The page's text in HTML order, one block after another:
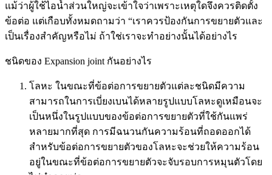
แม้ว่าผู้ใช้ไอน้ำส่วนใหญ่จะเข้าใจว่าเพราะเหตุใดจึงควรติดตั้ง
ข้อต่อ แต่เกือบทั้งหมดถามว่า “เราควรป้องกันการขยายตัวและ
เป็นเรื่องสำคัญหรือไม่ ถ้าใช่เราจะทำอย่างนั้นได้อย่างไร
ชนิดของ Expansion joint กันอย่างไร
โลหะ ในขณะที่ข้อต่อการขยายตัวแต่ละชนิดมีความ
สามารถในการเบี่ยงเบนได้หลายรูปแบบโลหะดูเหมือนจะ
เป็นหนึ่งในรูปแบบของข้อต่อการขยายตัวที่ใช้กันแพร่
หลายมากที่สุด การมีฉนวนกันความร้อนที่ถอดออกได้
สำหรับข้อต่อการขยายตัวของโลหะจะช่วยให้ความร้อน
อยู่ในขณะที่ข้อต่อการขยายตัวจะจับรอบการหมุนตัวโดย